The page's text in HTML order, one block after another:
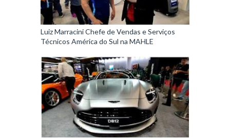
Luiz Marracini Chefe de Vendas e Serviços
Técnicos América do Sul na MAHLE